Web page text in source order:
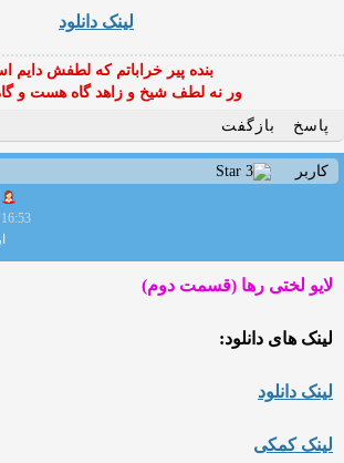
لینک دانلود
بنده پیر خراباتم که لطفش دایم
ور نه لطف شیخ و زاهد گاه هست و
پاسخ
بازگفت
کاربر
لایو لختی رها (قسمت دوم)
لینک های دانلود:
لینک دانلود
لینک کمکی